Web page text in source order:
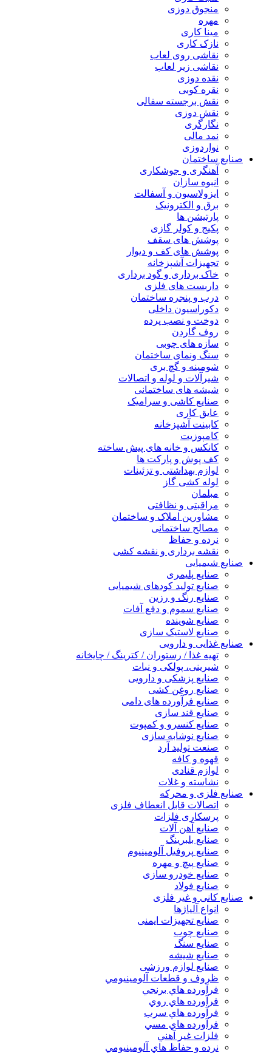
منجوق دوزی
مینا کاری
نازک کاری
نقاشی روی لعاب
نقاشی زیر لعاب
نقده دوزی
نقره کوبی
نقش برجسته سفالی
نقش دوزی
نگارگری
نمد مالی
نواردوزی
ساختمان
آهنگری و جوشکاری
انبوه سازان
ایزولاسیون و آسفالت
برق و الکترونیک
پارتیشن ها
پکیج و کولر گازی
پوشش های سقف
پوشش های کف و دیوار
تجهیزات آشپزخانه
خاک برداری و گود برداری
داربست های فلزی
درب و پنجره ساختمان
دکوراسیون داخلی
دوخت و نصب پرده
روف گاردن
سازه های چوبی
سنگ ونمای ساختمان
شومینه و گچ بری
شیرآلات و لوله و اتصالات
شیشه های ساختمانی
صنایع کاشی و سرامیک
عایق کاری
کابینت آشپزخانه
کامپوزیت
کانکس و خانه های پیش ساخته
کف پوش و پارکت ها
لوازم بهداشتی و تزئینات
لوله کشی گاز
مبلمان
مراقبتی و نظافتی
مشاورین املاک و ساختمان
مصالح ساختمانی
نرده و حفاظ
نقشه برداری و نقشه کشی
شیمیایی
صنایع پلیمری
صنایع تولید کودهای شیمیایی
صنایع رنگ و رزین
صنایع سموم و دفع آفات
صنایع شوینده
صنایع لاستیک سازی
غذایی و دارویی
تهیه غذا / رستوران / کترینگ / چایخانه
شیرینی، پولکی و نبات
صنایع پزشکی و دارویی
صنایع روغن کشی
صنایع فرآورده های دامی
صنایع قند سازی
صنایع کنسرو و کمپوت
صنایع نوشابه سازی
صنعت تولید آرد
قهوه و کافه
لوازم قنادی
نشاسته و غلات
فلزی و محرکه
اتصالات قابل انعطاف فلزی
پرسکاری فلزات
صنایع آهن آلات
صنایع بلبرینگ
صنایع پروفیل آلومینیوم
صنایع پیچ و مهره
صنایع خودرو سازی
صنایع فولاد
کانی و غیر فلزی
انواع آلياژها
صنایع تجهیزات ایمنی
صنایع چوب
صنایع سنگ
صنایع شیشه
صنایع لوازم ورزشی
ظروف و قطعات آلومينيومي
فرآورده هاي برنجي
فرآورده هاي روي
فرآورده هاي سرب
فرآورده هاي مسي
فلزات غير آهني
نرده و حفاظ هاي آلومينيومي